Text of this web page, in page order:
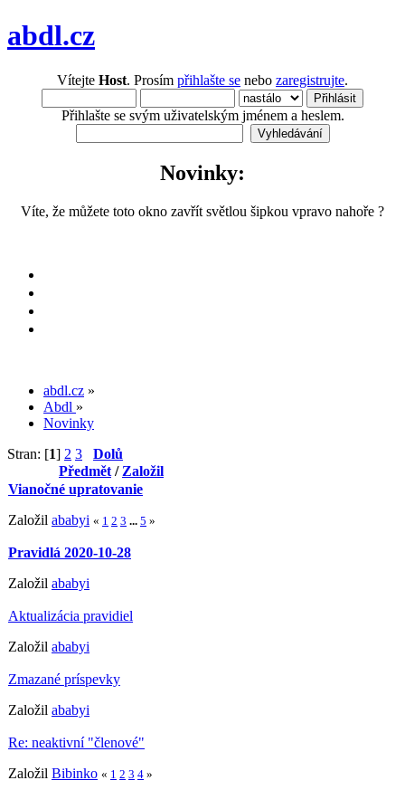
abdl.cz
Vítejte Host. Prosím přihlašte se nebo zaregistrujte.
Přihlašte se svým uživatelským jménem a heslem.
Novinky:
Víte, že můžete toto okno zavřít světlou šipkou vpravo nahoře ?
abdl.cz »
Abdl »
Novinky
Stran: [1] 2 3
Dolů
Předmět / Založil
Vianočné upratovanie
Založil ababyi « 1 2 3 ... 5 »
Pravidlá 2020-10-28
Založil ababyi
Aktualizácia pravidiel
Založil ababyi
Zmazané príspevky
Založil ababyi
Re: neaktivní "členové"
Založil Bibinko « 1 2 3 4 »